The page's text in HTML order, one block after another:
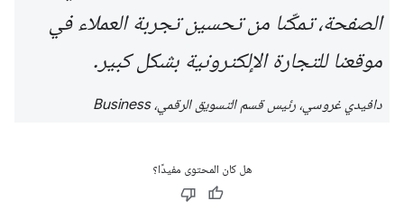
الصفحة، تمكّنا من تحسين تجربة العملاء في
موقعنا للتجارة الإلكترونية بشكل كبير.
دافيدي غروسي، رئيس قسم التسويق الرقمي، Business
هل كان المحتوى مفيدًا؟